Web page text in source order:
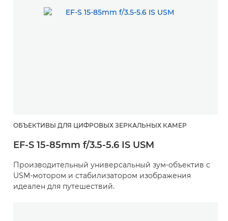
ОБЪЕКТИВЫ ДЛЯ ЦИФРОВЫХ ЗЕРКАЛЬНЫХ КАМЕР
EF-S 15-85mm f/3.5-5.6 IS USM
Производительный универсальный зум-объектив с
USM-мотором и стабилизатором изображения
идеален для путешествий.